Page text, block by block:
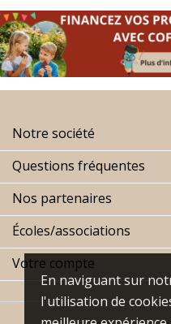
En naviguant sur
l'utilisation de
Notre société
Questions fréquentes
Nos partenaires
Écoles/associations
Votre compte